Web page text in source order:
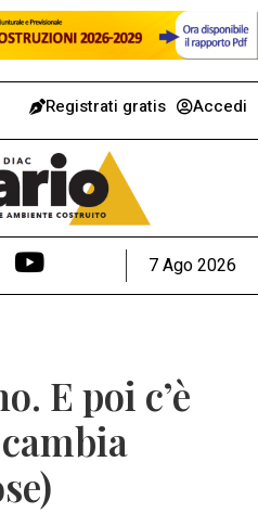
Registrati gratis Accedi
7 Ago 2026
E poi c’è